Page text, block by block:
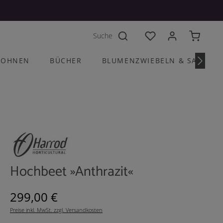
Du hast 0 Produkte
BÜCHER BLUMENZWIEBELN &
Hochbeet »Anthrazit«
Regulärer Preis:
299,00 €
Preise inkl. MwSt. zzgl. Versandkosten